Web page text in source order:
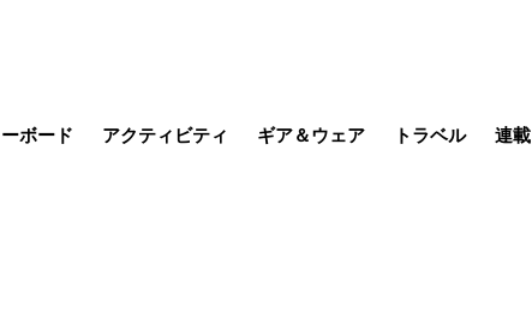
ボード アクティビティ ギア＆ウェア トラベル 連載